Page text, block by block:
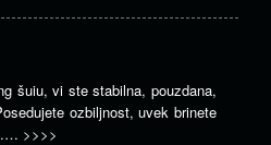
šuiu, vi ste stabilna, pouzdana,
ozbiljnost, uvek brinete
>>>>